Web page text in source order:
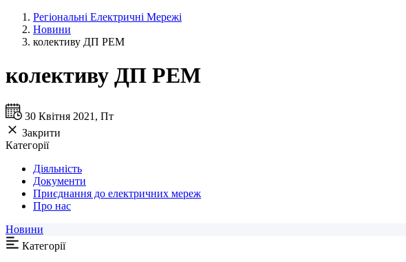
Регіональні Електричні Мережі
Новини
колективу ДП РЕМ
колективу ДП РЕМ
30 Квітня 2021, Пт
Закрити
Категорії
Діяльність
Документи
Приєднання до електричних мереж
Про нас
Новини
Категорії